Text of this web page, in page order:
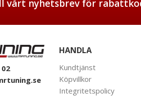
vårt nyhetsbrev för
HANDLA
Kundtjänst
Köpvillkor
Integritetspolicy